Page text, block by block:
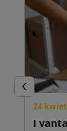
Precedente
24
I